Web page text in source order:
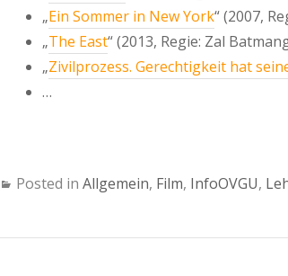
„Ein Sommer in New York“ (2007,
„The East“ (2013, Regie: Zal
„Zivilprozess. Gerechtigkeit hat
…
Posted in Allgemein, Film, InfoOVGU,